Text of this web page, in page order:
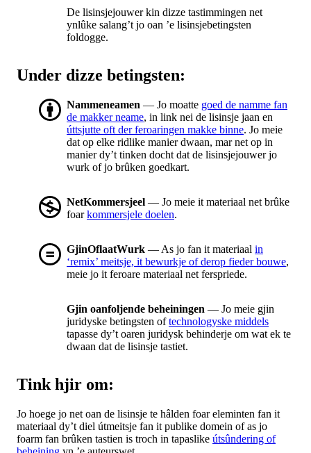
De lisinsjejouwer kin dizze tastimmingen net
ynlûke salang’t jo oan ’e lisinsjebetingsten
foldogge.
Under dizze betingsten:
Nammeneamen — Jo moatte goed de namme fan
de makker neame, in link nei de lisinsje jaan en
úttsjutte oft der feroaringen makke binne. Jo meie
dat op elke ridlike manier dwaan, mar net op in
manier dy’t tinken docht dat de lisinsjejouwer jo
wurk of jo brûken goedkart.
NetKommersjeel — Jo meie it materiaal net brûke
foarkommersjele doelen.
GjinOflaatWurk — As jo fan it materiaal in
‘remix’ meitsje, it bewurkje of derop fieder bouwe,
meie jo it feroare materiaal net ferspriede.
Gjin oanfoljende beheiningen — Jo meie gjin
juridyske betingsten oftechnologyske middels
tapasse dy’t oaren juridysk behinderje om wat ek te
dwaan dat de lisinsje tastiet.
Tink hjir om:
Jo hoege jo net oan de lisinsje te hâlden foar eleminten fan it
materiaal dy’t diel útmeitsje fan it publike domein of as jo
foarm fan brûken tastien is troch in tapaslike útsûndering of